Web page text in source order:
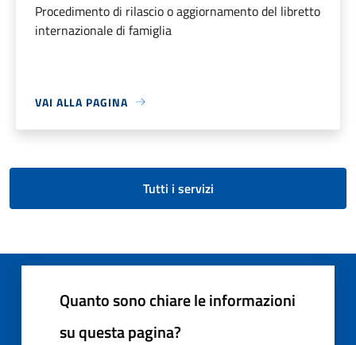
Procedimento di rilascio o aggiornamento del libretto
internazionale di famiglia
VAI ALLA PAGINA
Tutti i servizi
Quanto sono chiare le informazioni
su questa pagina?